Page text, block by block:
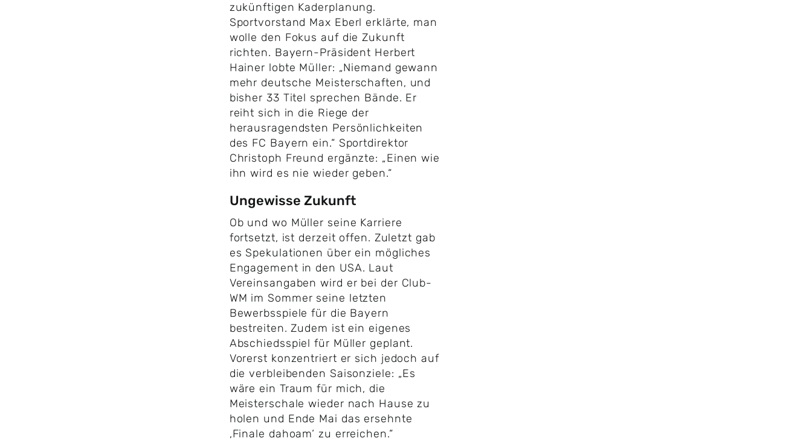
zukünftigen Kaderplanung.
Sportvorstand Max Eberl erklärte, man
wolle den Fokus auf die Zukunft
richten. Bayern-Präsident Herbert
Hainer lobte Müller: „Niemand gewann
mehr deutsche Meisterschaften, und
bisher 33 Titel sprechen Bände. Er
reiht sich in die Riege der
herausragendsten Persönlichkeiten
des FC Bayern ein.“ Sportdirektor
Christoph Freund ergänzte: „Einen wie
ihn wird es nie wieder geben.“
Ungewisse Zukunft
​Ob und wo Müller seine Karriere
fortsetzt, ist derzeit offen. Zuletzt gab
es Spekulationen über ein mögliches
Engagement in den USA. Laut
Vereinsangaben wird er bei der Club-
WM im Sommer seine letzten
Bewerbsspiele für die Bayern
bestreiten. Zudem ist ein eigenes
Abschiedsspiel für Müller geplant.
Vorerst konzentriert er sich jedoch auf
die verbleibenden Saisonziele: „Es
wäre ein Traum für mich, die
Meisterschale wieder nach Hause zu
holen und Ende Mai das ersehnte
‚Finale dahoam‘ zu erreichen.“